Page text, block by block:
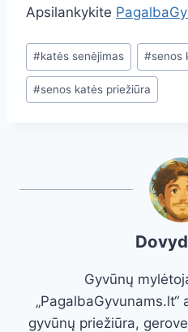
Apsilankykite
Post
Tags:
#katės senėjimas #senos
#senos katės priežiūra
Gyvūnų
gyvūnų priežiūra,